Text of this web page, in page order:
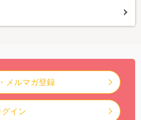
メルマガ登録
グイン